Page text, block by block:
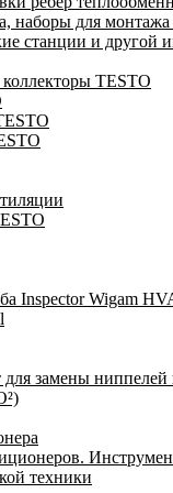
наборы для
станции и другой
TESTO
Inspector Wigam
замены ниппелей
техники